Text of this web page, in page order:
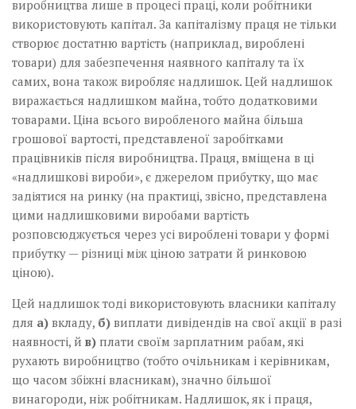
виробництва лише в процесі праці, коли робітники
використовують капітал. За капіталізму праця не тільки
створює достатню вартість (наприклад, вироблені
товари) для забезпечення наявного капіталу та їх
самих, вона також виробляє надлишок. Цей надлишок
виражається надлишком майна, тобто додатковими
товарами. Ціна всього виробленого майна більша
грошової вартості, представленої заробітками
працівників після виробництва. Праця, вміщена в ці
«надлишкові вироби», є джерелом прибутку, що має
задіятися на ринку (на практиці, звісно, представлена
цими надлишковими виробами вартість
розповсюджується через усі вироблені товари у формі
прибутку — різниці між ціною затрати й ринковою
ціною).
Цей надлишок тоді використовують власники капіталу
для а) вкладу, б) виплати дивідендів на свої акції в разі
наявності, й в) плати своїм зарплатним рабам, які
рухають виробництво (тобто очільникам і керівникам,
що часом збіжні власникам), значно більшої
винагороди, ніж робітникам. Надлишок, як і праця,